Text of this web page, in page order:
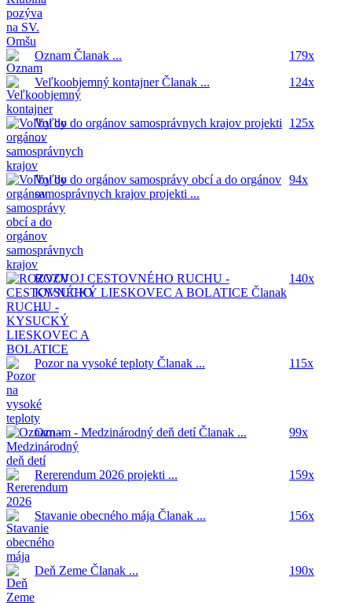
Oznam Članak ...
179x
Veľkoobjemný kontajnerČlanak ... 124x
Voľby do orgánov samosprávnych krajov projekti
...
125x
Voľby do orgánov samosprávy obcí a do orgánov
samosprávnych krajov projekti ...
94x
ROZVOJ CESTOVNÉHO RUCHU -
KYSUCKÝ LIESKOVEC A BOLATICE Članak
...
140x
Pozor na vysoké teploty Članak ... 115x
Oznam - Medzinárodný deň detíČlanak ... 99x
Rererendum 2026 projekti ... 159x
Stavanie obecného mája Članak ... 156x
Deň Zeme Članak ... 190x